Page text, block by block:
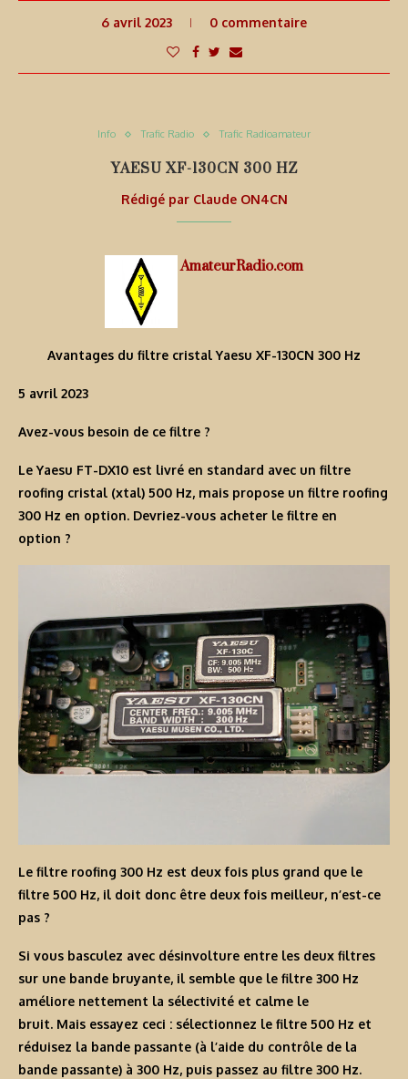
6 avril 2023 0 commentaire
Info Trafic Radio Trafic Radioamateur
YAESU XF-130CN 300 HZ
Rédigé par Claude ON4CN
AmateurRadio.com
Avantages du filtre cristal Yaesu XF-130CN 300 Hz
5 avril 2023
Avez-vous besoin de ce filtre ?
Le Yaesu FT-DX10 est livré en standard avec un filtre
roofing cristal (xtal) 500 Hz, mais propose un filtre roofing
300 Hz en option. Devriez-vous acheter le filtre en
option ?
Le filtre roofing 300 Hz est deux fois plus grand que le
filtre 500 Hz, il doit donc être deux fois meilleur, n’est-ce
pas ?
Si vous basculez avec désinvolture entre les deux filtres
sur une bande bruyante, il semble que le filtre 300 Hz
améliore nettement la sélectivité et calme le
bruit. Mais essayez ceci : sélectionnez le filtre 500 Hz et
réduisez la bande passante (à l’aide du contrôle de la
bande passante) à 300 Hz, puis passez au filtre 300 Hz.